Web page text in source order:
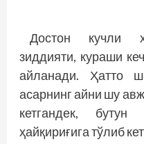
Достон кучли
зиддияти, кураши
айланади. Ҳатто
асарнинг айни шу
кетгандек,
ҳайқириғига тўлиб